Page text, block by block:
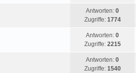
Antworten: 0
Zugriffe: 1774
Antworten: 0
Zugriffe: 2215
Antworten: 0
Zugriffe: 1540